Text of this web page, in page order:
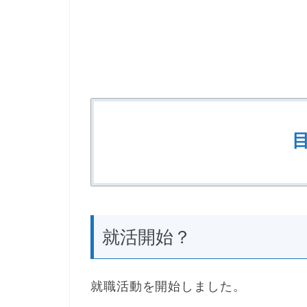
就活開始？
就職活動を開始しました。